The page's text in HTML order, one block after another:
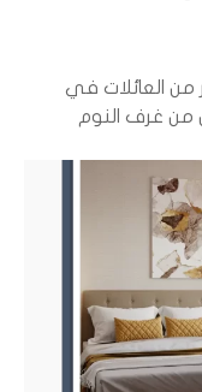
من العائلات في
من غرف النوم